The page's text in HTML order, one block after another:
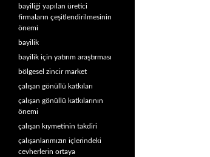
bayiliği yapılan üretici
firmaların çeşitlendirilmesinin
önemi
bayilik
bayilik için yatırım araştırması
bölgesel zincir market
çalışan gönüllü katkıları
çalışan gönüllü katkılarının
önemi
çalışan kıymetinin takdiri
çalışanlarımızın içlerindeki
cevherlerin ortaya